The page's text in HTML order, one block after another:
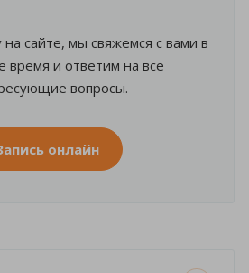
сайте, мы свяжемся с вами в
время и ответим на все
вопросы.
онлайн